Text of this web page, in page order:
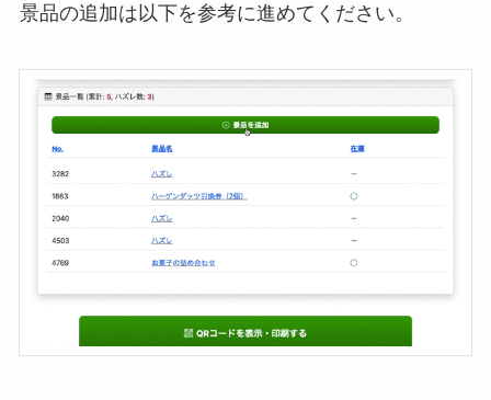
景品の追加は以下を参考に進めてください。